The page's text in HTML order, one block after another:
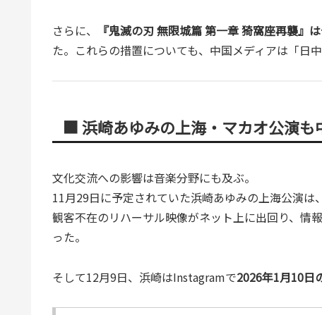
さらに、 『鬼滅の刃 無限城篇 第一章 猗窩座再襲』
た。これらの措置についても、中国メディアは「日
■ 浜崎あゆみの上海・マカオ公演
文化交流への影響は音楽分野にも及ぶ。
11月29日に予定されていた浜崎あゆみの上海公演は、
観客不在のリハーサル映像がネット上に出回り、情
った。
そして12月9日、浜崎はInstagramで2026年1月10日